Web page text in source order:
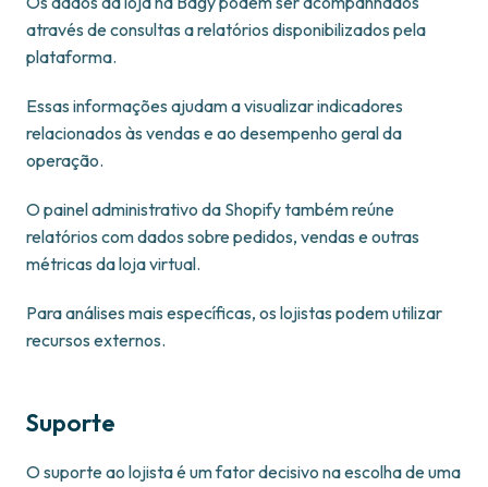
através de consultas a relatórios disponibilizados pela
plataforma.
Essas informações ajudam a visualizar indicadores
relacionados às vendas e ao desempenho geral da
operação.
O painel administrativo da Shopify também reúne
relatórios com dados sobre pedidos, vendas e outras
métricas da loja virtual.
Para análises mais específicas, os lojistas podem utilizar
recursos externos.
Suporte
O suporte ao lojista é um fator decisivo na escolha de uma